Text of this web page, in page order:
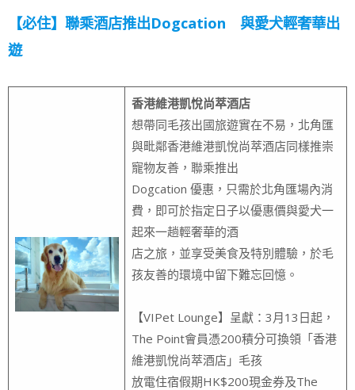
【必住】聯乘酒店推出Dogcation 與愛犬輕奢華出
遊
香港維港凱悅尚萃酒店
想帶同毛孩出國旅遊實在不易，北角匯
與毗鄰香港維港凱悅尚萃酒店同樣推崇
寵物友善，聯乘推出
Dogcation 優惠，只需於北角匯場內消
費，即可於指定日子以優惠價與愛犬一
起來一趟輕奢華的酒
店之旅，並享受美食及特別體驗，於毛
孩友善的環境中留下難忘回憶。
【VIPet Lounge】呈獻：3月13日起，
The Point會員憑200積分可換領「香港
維港凱悅尚萃酒店」毛孩
放電住宿假期HK$200現金券及The